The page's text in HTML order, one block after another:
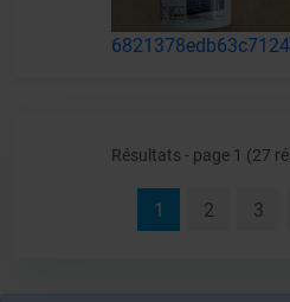
Résultats - page 1 (27
1 2 3